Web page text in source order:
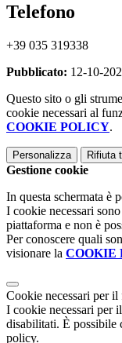
Telefono
+39 035 319338
Pubblicato: 12-10-
Questo sito o gli
cookie necessari al
COOKIE POLICY.
Personalizza Rifiuta
Gestione cookie
In questa schermata è
I cookie necessari
piattaforma e non è
Per conoscere quali
visionare la COOKIE
Cookie necessari per
I cookie necessari per
disabilitati. È possibile
policy.